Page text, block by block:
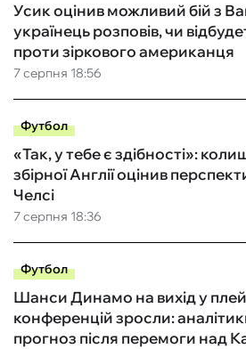
7 серпня 18:56
Усик оцінив можливий бій з
українець розповів, чи
проти зіркового американця
Футбол
7 серпня 18:36
«Так, у тебе є здібності»:
збірної Англії оцінив
Челсі
Футбол
Шанси Динамо на вихід у
конференцій зросли:
прогноз після перемоги над